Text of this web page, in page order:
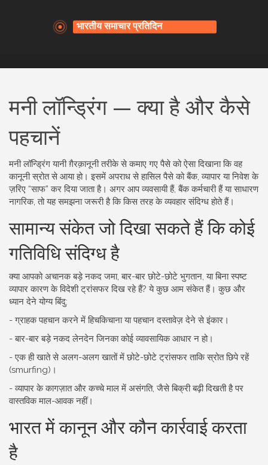
मनी लॉन्ड्रिंग — क्या है और कैसे
पहचानें
मनी लॉन्ड्रिंग यानी ग़ैरक़ानूनी तरीके से कमाए गए पैसे को ऐसा दिखाना कि वह
कानूनी स्रोत से आया हो। इसमें अपराध से हासिल पैसे को बैंक, व्यापार या निवेश के
ज़रिए “साफ” कर दिया जाता है। अगर आप व्यवसायी हैं, बैंक कर्मचारी हैं या साधारण
नागरिक, तो यह समझना जरूरी है कि किस तरह के व्यवहार संदिग्ध होते हैं।
सामान्य संकेत जो दिखा सकते हैं कि कोई
गतिविधि संदिग्ध है
क्या आपको अचानक बड़े नकद जमा, बार-बार छोटे-छोटे भुगतान, या बिना स्पष्ट
व्यापार कारण के विदेशी ट्रांसफर दिख रहे हैं? ये कुछ आम संकेत हैं। कुछ और
ध्यान देने योग्य बिंदु:
- ग्राहक पहचान करने में हिचकिचाना या पहचान दस्तावेज़ देने से इंकार।
- बार-बार बड़े नकद लेनदेन जिनका कोई व्यावसायिक आधार न हो।
- एक ही खाते से अलग-अलग खातों में छोटे-छोटे ट्रांसफर ताकि स्रोत छिपे रहें
(smurfing)।
- व्यापार के कागज़ात और कच्चे माल में असंगति, जैसे बिक्री बढ़ी दिखती है पर
वास्तविक माल-आवक नहीं।
भारत में कानून और कौन कार्रवाई करता
है